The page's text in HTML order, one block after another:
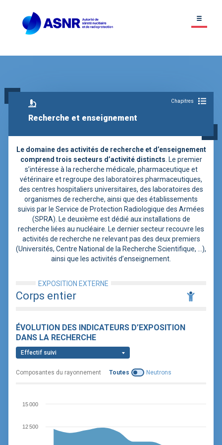
Chapitres
Recherche et enseignement
Le domaine des activités de recherche et d’enseignement
comprend trois secteurs d’activité distincts . Le premier
s’intéresse à la recherche médicale, pharmaceutique et
vétérinaire et regroupe des laboratoires pharmaceutiques,
des centres hospitaliers universitaires, des laboratoires des
organismes de recherche, ainsi que des établissements
suivis par le Service de Protection Radiologique des Armées
(SPRA). Le deuxième est dédié aux installations de
recherche liées au nucléaire. Le dernier secteur recouvre les
activités de recherche ne relevant pas des deux premiers
(Universités, Centre National de la Recherche Scientifique, …),
ainsi que les activités d’enseignement.
EXPOSITION EXTERNE
Corps entier
ÉVOLUTION DES INDICATEURS D’EXPOSITION
DANS LA RECHERCHE
Effectif suivi
Composantes du rayonnement Toutes Neutrons
12 500
15 000